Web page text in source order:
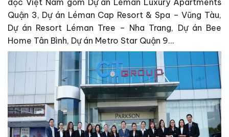
Quận 3, Dự án Léman Cap Resort & Spa – Vũng Tàu,
Dự án Resort Léman Tree – Nha Trang, Dự án Bee
Home Tân Bình, Dự án Metro Star Quận 9…